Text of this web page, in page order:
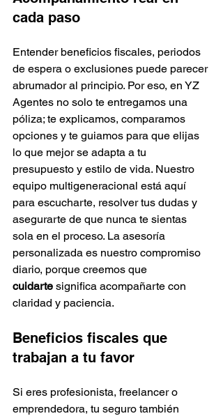
cada paso
Entender beneficios fiscales, periodos
de espera o exclusiones puede parecer
abrumador al principio. Por eso, en YZ
Agentes no solo te entregamos una
póliza; te explicamos, comparamos
opciones y te guiamos para que elijas
lo que mejor se adapta a tu
presupuesto y estilo de vida. Nuestro
equipo multigeneracional está aquí
para escucharte, resolver tus dudas y
asegurarte de que nunca te sientas
sola en el proceso. La asesoría
personalizada es nuestro compromiso
diario, porque creemos que
cuidarte significa acompañarte con
claridad y paciencia.
Beneficios fiscales que
trabajan a tu favor
Si eres profesionista, freelancer o
emprendedora, tu seguro también